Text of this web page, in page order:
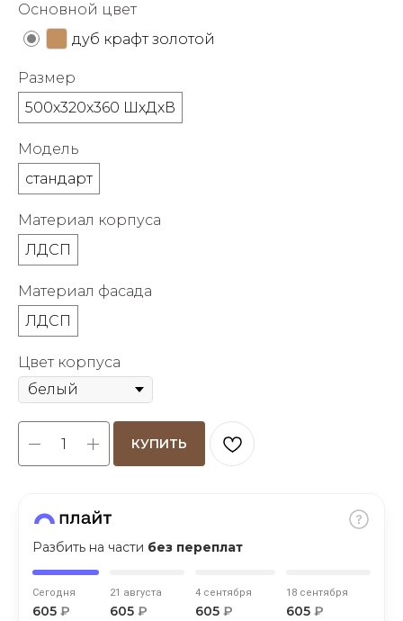
Основной цвет
дуб крафт золотой
Размер
500х320х360 ШхДхВ
Модель
стандарт
Материал корпуса
ЛДСП
Материал фасада
ЛДСП
Цвет корпуса
КУПИТЬ
Разбить на части без переплат
Сегодня
605 ₽
21 августа
605 ₽
4 сентября
605 ₽
18 сентября
605 ₽
Подробнее
об оплате Плайтом
недели
раз в 2 недели